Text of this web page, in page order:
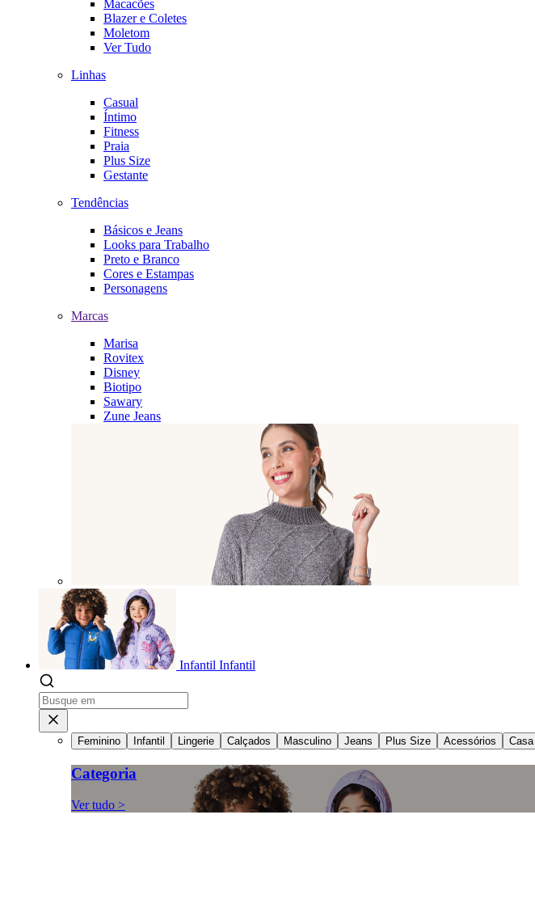
Macacões
Blazer e Coletes
Moletom
Ver Tudo
Linhas
Casual
Íntimo
Fitness
Praia
Plus Size
Gestante
Tendências
Básicos e Jeans
Looks para Trabalho
Preto e Branco
Cores e Estampas
Personagens
Marcas
Marisa
Rovitex
Disney
Biotipo
Sawary
Zune Jeans
Infantil Infantil
Feminino Infantil Lingerie Calçados Masculino Jeans Plus Size Acessórios Casa
Categoria
Ver tudo >